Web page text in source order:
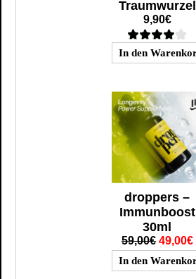
Traumwurzel
9,90€
droppers –
Immunboost
30ml
59,00€ 49,00€